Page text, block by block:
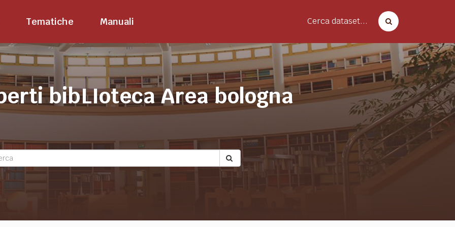
Tematiche Manuali Cerca dataset...
bibLIoteca Area bologna